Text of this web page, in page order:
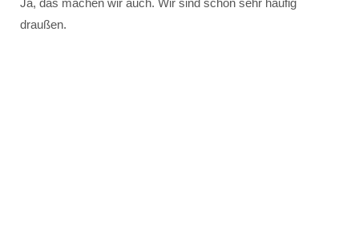
Ja, das machen wir auch. Wir sind schon sehr häufig
draußen.